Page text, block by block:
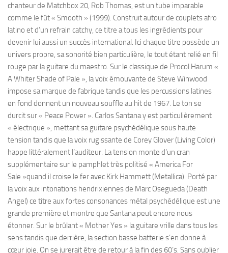
chanteur de Matchbox 20, Rob Thomas, est un tube imparable
comme le fût « Smooth » (1999). Construit autour de couplets afro
latino et d’un refrain catchy, ce titre a tous les ingrédients pour
devenir lui aussi un succès international. Ici chaque titre possède un
univers propre, sa sonorité bien particulière, le tout étant relié en fil
rouge par la guitare du maestro. Sur le classique de Procol Harum «
A Whiter Shade of Pale », la voix émouvante de Steve Winwood
impose sa marque de fabrique tandis que les percussions latines
en fond donnent un nouveau souffle au hit de 1967. Le ton se
durcit sur « Peace Power ». Carlos Santana y est particulièrement
« électrique », mettant sa guitare psychédélique sous haute
tension tandis que la voix rugissante de Corey Glover (Living Color)
happe littéralement l’auditeur. La tension monte d’un cran
supplémentaire sur le pamphlet très politisé « America For
Sale »quand il croise le fer avec Kirk Hammett (Metallica). Porté par
la voix aux intonations hendrixiennes de Marc Osegueda (Death
Angel) ce titre aux fortes consonances métal psychédélique est une
grande première et montre que Santana peut encore nous
étonner. Sur le brûlant « Mother Yes » la guitare vrille dans tous les
sens tandis que derrière, la section basse batterie s’en donne à
cœur joie. On se jurerait être de retour à la fin des 60’s. Sans oublier